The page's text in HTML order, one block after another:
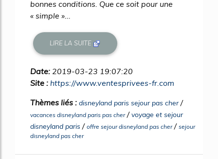
bonnes conditions. Que ce soit pour une
« simple »...
LIRE LA SUITE
Date: 2019-03-23 19:07:20
Site : https://www.ventesprivees-fr.com
Thèmes liés : disneyland paris sejour pas cher/
vacances disneyland paris pas cher/voyage et sejour
disneyland paris / offre sejour disneyland pas cher/ sejour
disneyland pas cher